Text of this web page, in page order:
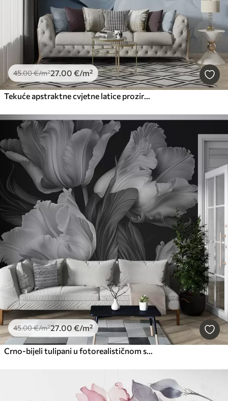
45.00€/m²27 .00 €/m²
45.00€/m²27 .00 €/m²